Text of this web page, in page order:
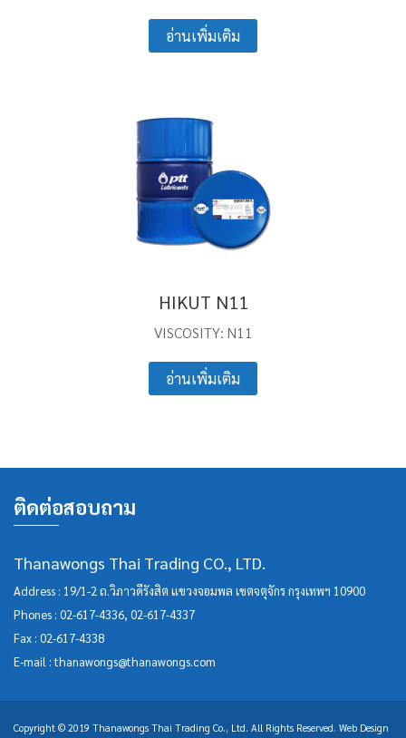
อ่านเพิ่มเติม
HIKUT N11
VISCOSITY: N11
อ่านเพิ่มเติม
ติดต่อสอบถาม
Thanawongs Thai Trading CO., LTD.
Address : 19/1-2 ถ.วิภาวดีรังสิต แขวงจอมพล เขตจตุจักร กรุงเทพฯ 10900
Phones : 02-617-4336, 02-617-4337
Fax : 02-617-4338
E-mail :thanawongs@thanawongs.com
Copyright © 2019 Thanawongs Thai Trading Co., Ltd. All Rights Reserved. Web Design